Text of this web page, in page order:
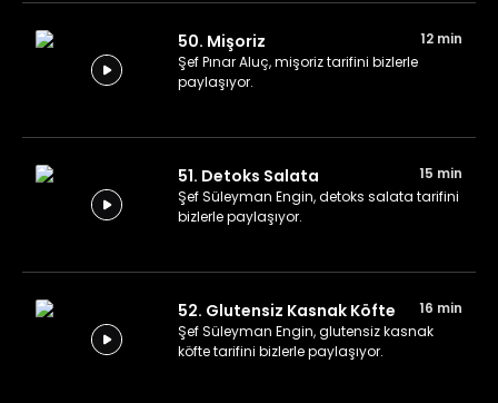
50. Mişoriz
12 min
Şef Pınar Aluç, mişoriz tarifini bizlerle
paylaşıyor.
51. Detoks Salata
15 min
Şef Süleyman Engin, detoks salata tarifini
bizlerle paylaşıyor.
52. Glutensiz Kasnak Köfte
16 min
Şef Süleyman Engin, glutensiz kasnak
köfte tarifini bizlerle paylaşıyor.